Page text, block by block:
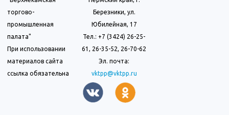
торгово-
промышленная
палата"
При использовании
материалов сайта
ссылка обязательна
Березники, ул.
Юбилейная, 17
Тел.: +7 (3424) 26-25-
61, 26-35-52, 26-70-62
Эл. почта:
vktpp@vktpp.ru